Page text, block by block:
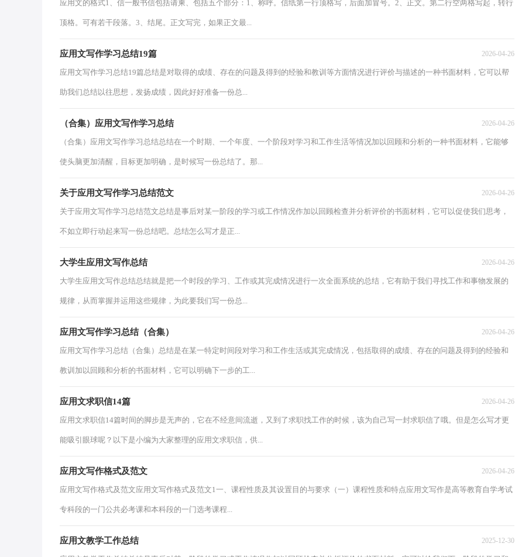
应用文的格式1、信一般书信包括请柬、包括五个部分：1、称呼。信纸第一行顶格写，后面加冒号。2、正文。第二行空两格写起，转行
顶格。可有若干段落。3、结尾。正文写完，如果正文最...
应用文写作学习总结19篇 2026-04-26
应用文写作学习总结19篇总结是对取得的成绩、存在的问题及得到的经验和教训等方面情况进行评价与描述的一种书面材料，它可以帮
助我们总结以往思想，发扬成绩，因此好好准备一份总...
（合集）应用文写作学习总结 2026-04-26
（合集）应用文写作学习总结总结在一个时期、一个年度、一个阶段对学习和工作生活等情况加以回顾和分析的一种书面材料，它能够
使头脑更加清醒，目标更加明确，是时候写一份总结了。那...
关于应用文写作学习总结范文 2026-04-26
关于应用文写作学习总结范文总结是事后对某一阶段的学习或工作情况作加以回顾检查并分析评价的书面材料，它可以促使我们思考，
不如立即行动起来写一份总结吧。总结怎么写才是正...
大学生应用文写作总结 2026-04-26
大学生应用文写作总结总结就是把一个时段的学习、工作或其完成情况进行一次全面系统的总结，它有助于我们寻找工作和事物发展的
规律，从而掌握并运用这些规律，为此要我们写一份总...
应用文写作学习总结（合集） 2026-04-26
应用文写作学习总结（合集）总结是在某一特定时间段对学习和工作生活或其完成情况，包括取得的成绩、存在的问题及得到的经验和
教训加以回顾和分析的书面材料，它可以明确下一步的工...
应用文求职信14篇 2026-04-26
应用文求职信14篇时间的脚步是无声的，它在不经意间流逝，又到了求职找工作的时候，该为自己写一封求职信了哦。但是怎么写才更
能吸引眼球呢？以下是小编为大家整理的应用文求职信，供...
应用文写作格式及范文 2026-04-26
应用文写作格式及范文应用文写作格式及范文1一、课程性质及其设置目的与要求（一）课程性质和特点应用文写作是高等教育自学考试
专科段的一门公共必考课和本科段的一门选考课程...
应用文教学工作总结 2025-12-30